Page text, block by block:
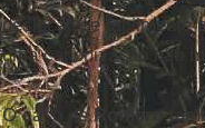
deslocar-se facilmente
uma canonização não
O caso deRomero